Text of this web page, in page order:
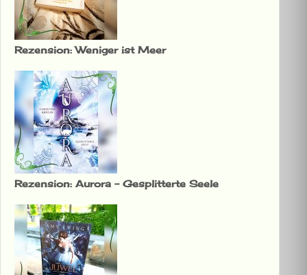
Rezension: Weniger ist Meer
Rezension: Aurora – Gesplitterte Seele